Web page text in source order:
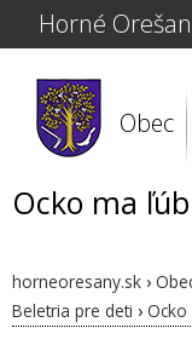
Horné
Obec
Ocko ma
horneoresany.sk ›
Beletria pre deti › Ocko